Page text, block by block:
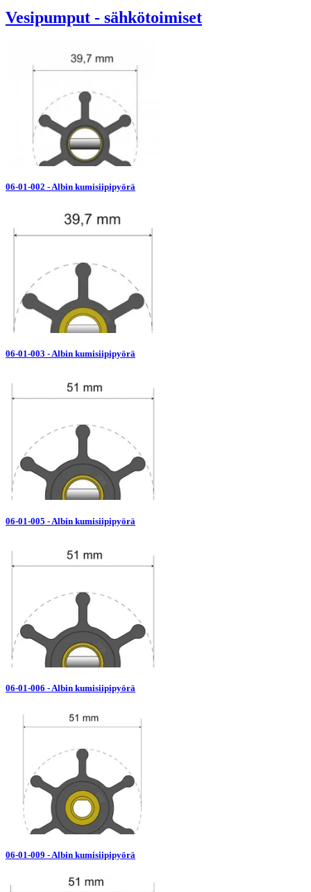
Vesipumput - sähkötoimiset
06-01-002 - Albin kumisiipipyörä
06-01-003 - Albin kumisiipipyörä
06-01-005 - Albin kumisiipipyörä
06-01-006 - Albin kumisiipipyörä
06-01-009 - Albin kumisiipipyörä